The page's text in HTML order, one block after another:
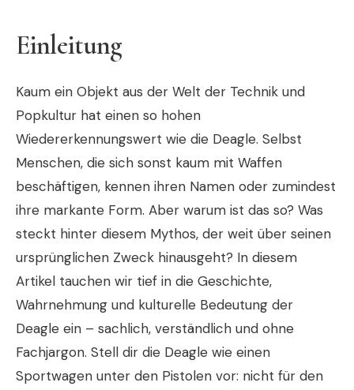
Einleitung
Kaum ein Objekt aus der Welt der Technik und
Popkultur hat einen so hohen
Wiedererkennungswert wie die Deagle. Selbst
Menschen, die sich sonst kaum mit Waffen
beschäftigen, kennen ihren Namen oder zumindest
ihre markante Form. Aber warum ist das so? Was
steckt hinter diesem Mythos, der weit über seinen
ursprünglichen Zweck hinausgeht? In diesem
Artikel tauchen wir tief in die Geschichte,
Wahrnehmung und kulturelle Bedeutung der
Deagle ein – sachlich, verständlich und ohne
Fachjargon. Stell dir die Deagle wie einen
Sportwagen unter den Pistolen vor: nicht für den